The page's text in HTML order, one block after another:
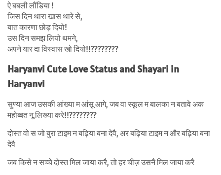
ऐ बबली लौंडिया !
जिस दिन थारा खास थारे से,
बात कारणा छोड़ दियो!
उस दिन समझ लियो थमने,
अपने यार दा विस्वास खो दियो!!????????
Haryanvi Cute Love Status and Shayari in
Haryanvi
सुण्या आज उसकी आंख्या म आंसू आगे, जब वा स्कूल म बालका न बतावे अक
महोब्बत नू लिख्या करे!!????????
दोस्त वो स जो बुरा टाइम न बढ़िया बना देवै, अर बढ़िया टाइम न और बढ़िया बना
देवै
जब किसे न सच्चे दोस्त मिल जाया करै, तो हर चीज़ उसनै मिल जाया करै